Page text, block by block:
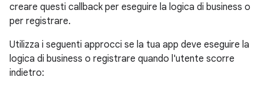
creare questi callback per eseguire la logica di business o
per registrare.
Utilizza i seguenti approcci se la tua app deve eseguire la
logica di business o registrare quando l'utente scorre
indietro: